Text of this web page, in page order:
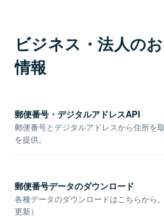
ビジネス・法人の
情報
郵便番号・デジタルアドレスAPI
郵便番号とデジタルアドレスから住所を
を提供。
郵便番号データのダウンロード
各種データのダウンロードはこちらから
更新）